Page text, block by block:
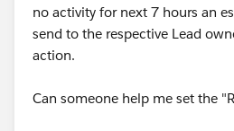
no activity for next 7 hours an
send to the respective Lead
action.
Can someone help me set the